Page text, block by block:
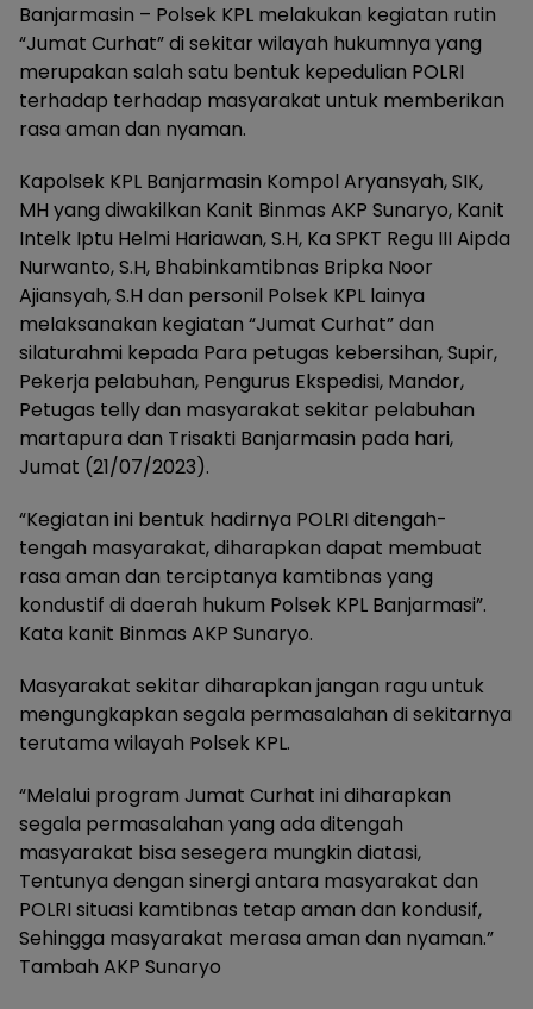
Banjarmasin – Polsek KPL melakukan kegiatan rutin
“Jumat Curhat” di sekitar wilayah hukumnya yang
merupakan salah satu bentuk kepedulian POLRI
terhadap terhadap masyarakat untuk memberikan
rasa aman dan nyaman.
Kapolsek KPL Banjarmasin Kompol Aryansyah, SIK,
MH yang diwakilkan Kanit Binmas AKP Sunaryo, Kanit
Intelk Iptu Helmi Hariawan, S.H, Ka SPKT Regu III Aipda
Nurwanto, S.H, Bhabinkamtibnas Bripka Noor
Ajiansyah, S.H dan personil Polsek KPL lainya
melaksanakan kegiatan “Jumat Curhat” dan
silaturahmi kepada Para petugas kebersihan, Supir,
Pekerja pelabuhan, Pengurus Ekspedisi, Mandor,
Petugas telly dan masyarakat sekitar pelabuhan
martapura dan Trisakti Banjarmasin pada hari,
Jumat (21/07/2023).
“Kegiatan ini bentuk hadirnya POLRI ditengah-
tengah masyarakat, diharapkan dapat membuat
rasa aman dan terciptanya kamtibnas yang
kondustif di daerah hukum Polsek KPL Banjarmasi”.
Kata kanit Binmas AKP Sunaryo.
Masyarakat sekitar diharapkan jangan ragu untuk
mengungkapkan segala permasalahan di sekitarnya
terutama wilayah Polsek KPL.
“Melalui program Jumat Curhat ini diharapkan
segala permasalahan yang ada ditengah
masyarakat bisa sesegera mungkin diatasi,
Tentunya dengan sinergi antara masyarakat dan
POLRI situasi kamtibnas tetap aman dan kondusif,
Sehingga masyarakat merasa aman dan nyaman.”
Tambah AKP Sunaryo